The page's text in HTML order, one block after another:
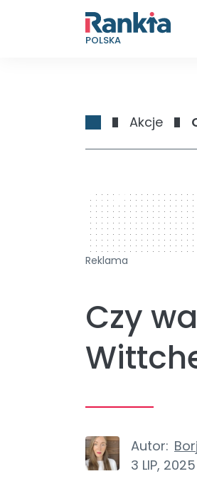
POLSKA
Akcje
728 x 90
Reklama
Czy
Autor:
3 LIP, 2025